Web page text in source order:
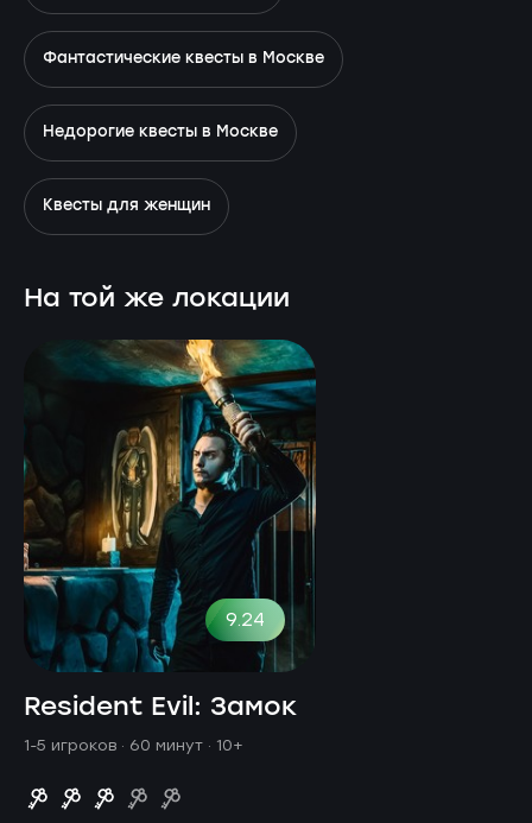
Фантастические квесты в Москве
Недорогие квесты в Москве
Квесты для женщин
На той же локации
9.24
Resident Evil: Замок
1-5 игроков · 60 минут · 10+